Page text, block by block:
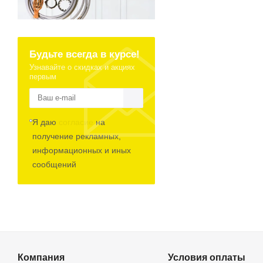
Будьте всегда в курсе!
Узнавайте о скидках и акциях
первым
Я даю
на
получение рекламных,
информационных и иных
сообщений
Компания Условия оплаты